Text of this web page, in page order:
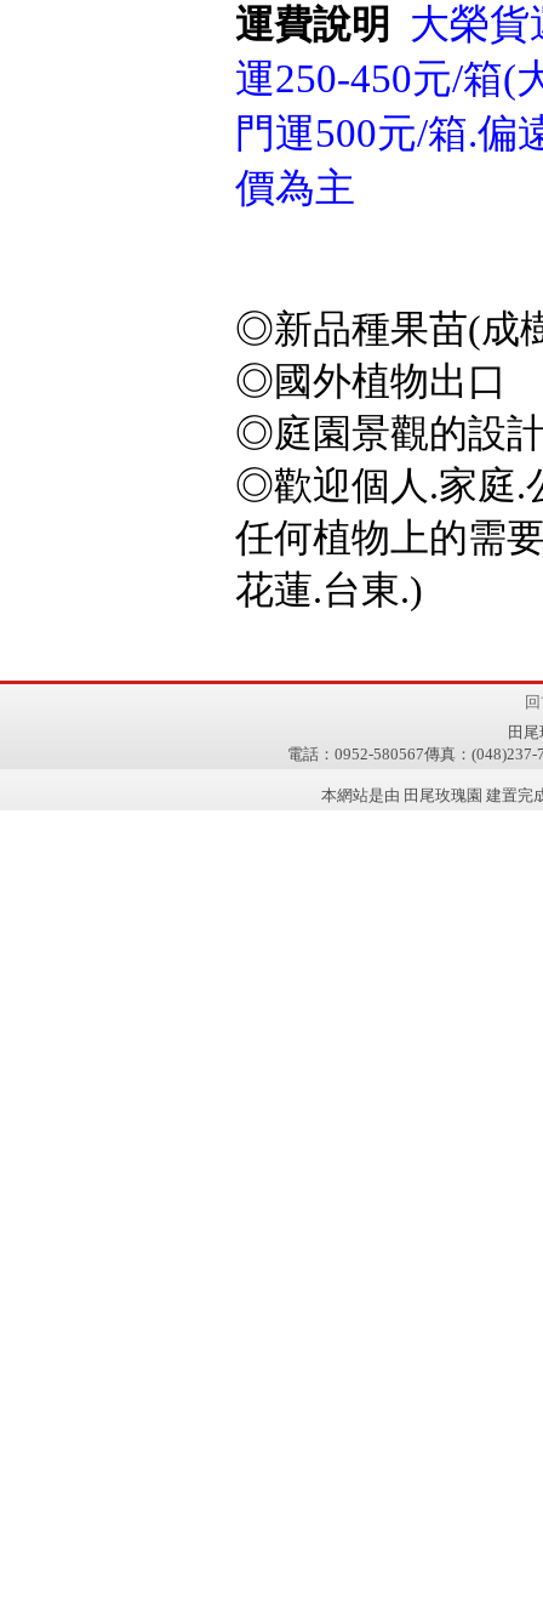
運費說明
大榮貨
運250-450元/箱(
門運500元/箱.偏
價為主
◎新品種果苗(成
◎國外植物出口
◎庭園景觀的設
◎歡迎個人.家庭.
任何植物上的需
花蓮.台東.)
田
電話：0952-580567傳真：
本網站是由 田尾玫瑰園 建置完